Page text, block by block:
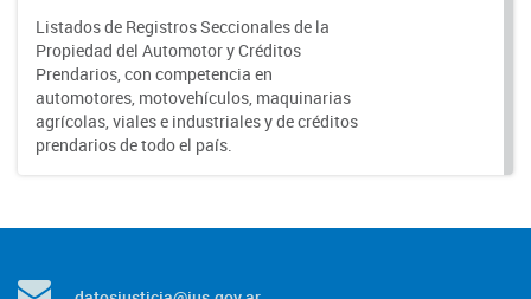
Listados de Registros Seccionales de la
Propiedad del Automotor y Créditos
Prendarios, con competencia en
automotores, motovehículos, maquinarias
agrícolas, viales e industriales y de créditos
prendarios de todo el país.